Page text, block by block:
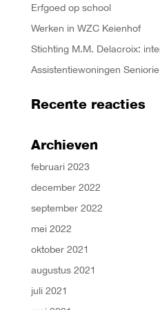
Erfgoed op school
Werken in WZC Keienhof
Stichting M.M. Delacroix:
Assistentiewoningen
Recente reacties
Archieven
februari 2023
december 2022
september 2022
mei 2022
oktober 2021
augustus 2021
juli 2021